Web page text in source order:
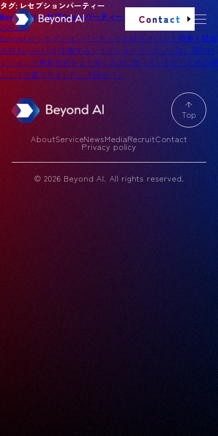
Contact
タグ: レセプションパーティー
Beyond AI レセプションパーティー
2024.12.23
Beyond AI レセプションパーティーとは？ イベント概要と開催
目的 Beyond AIが主催するレセプションパーティーは、同社の
ビジョンや最新技術をより多くの方に知っていただくための場
として企画されました。今回のパ…
AboutServiceNewsMediaRecruitContact
Privacy policy
© 2026 Beyond AI. All rights reserved.
Top